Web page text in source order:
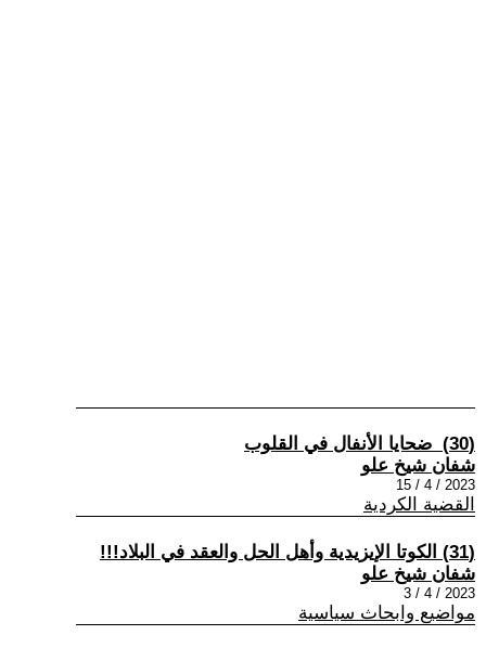
(30) ضحايا الأنفال في القلوب
شفان شيخ علو
2023 / 4 / 15
القضية الكردية
(31) الكوتا الإيزيدية وأهل الحل والعقد في البلاد!!!
شفان شيخ علو
2023 / 4 / 3
مواضيع وابحاث سياسية